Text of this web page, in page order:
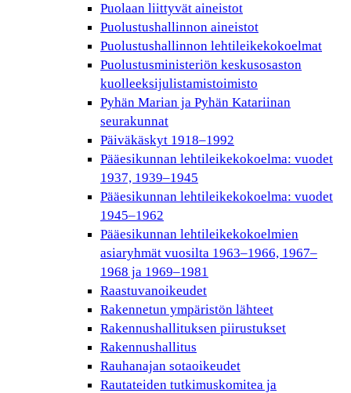
Puolaan liittyvät aineistot
Puolustushallinnon aineistot
Puolustushallinnon lehtileikekokoelmat
Puolustusministeriön keskusosaston
kuolleeksijulistamistoimisto
Pyhän Marian ja Pyhän Katariinan
seurakunnat
Päiväkäskyt 1918–1992
Pääesikunnan lehtileikekokoelma: vuodet
1937, 1939–1945
Pääesikunnan lehtileikekokoelma: vuodet
1945–1962
Pääesikunnan lehtileikekokoelmien
asiaryhmät vuosilta 1963–1966, 1967–
1968 ja 1969–1981
Raastuvanoikeudet
Rakennetun ympäristön lähteet
Rakennushallituksen piirustukset
Rakennushallitus
Rauhanajan sotaoikeudet
Rautateiden tutkimuskomitea ja